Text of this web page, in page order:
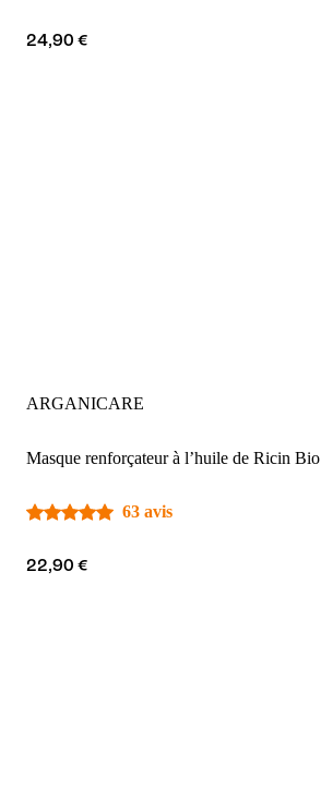
24,90 €
ARGANICARE
Masque renforçateur à l’huile de Ricin Bio
63 avis
22,90 €